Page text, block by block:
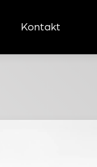
Kontakt